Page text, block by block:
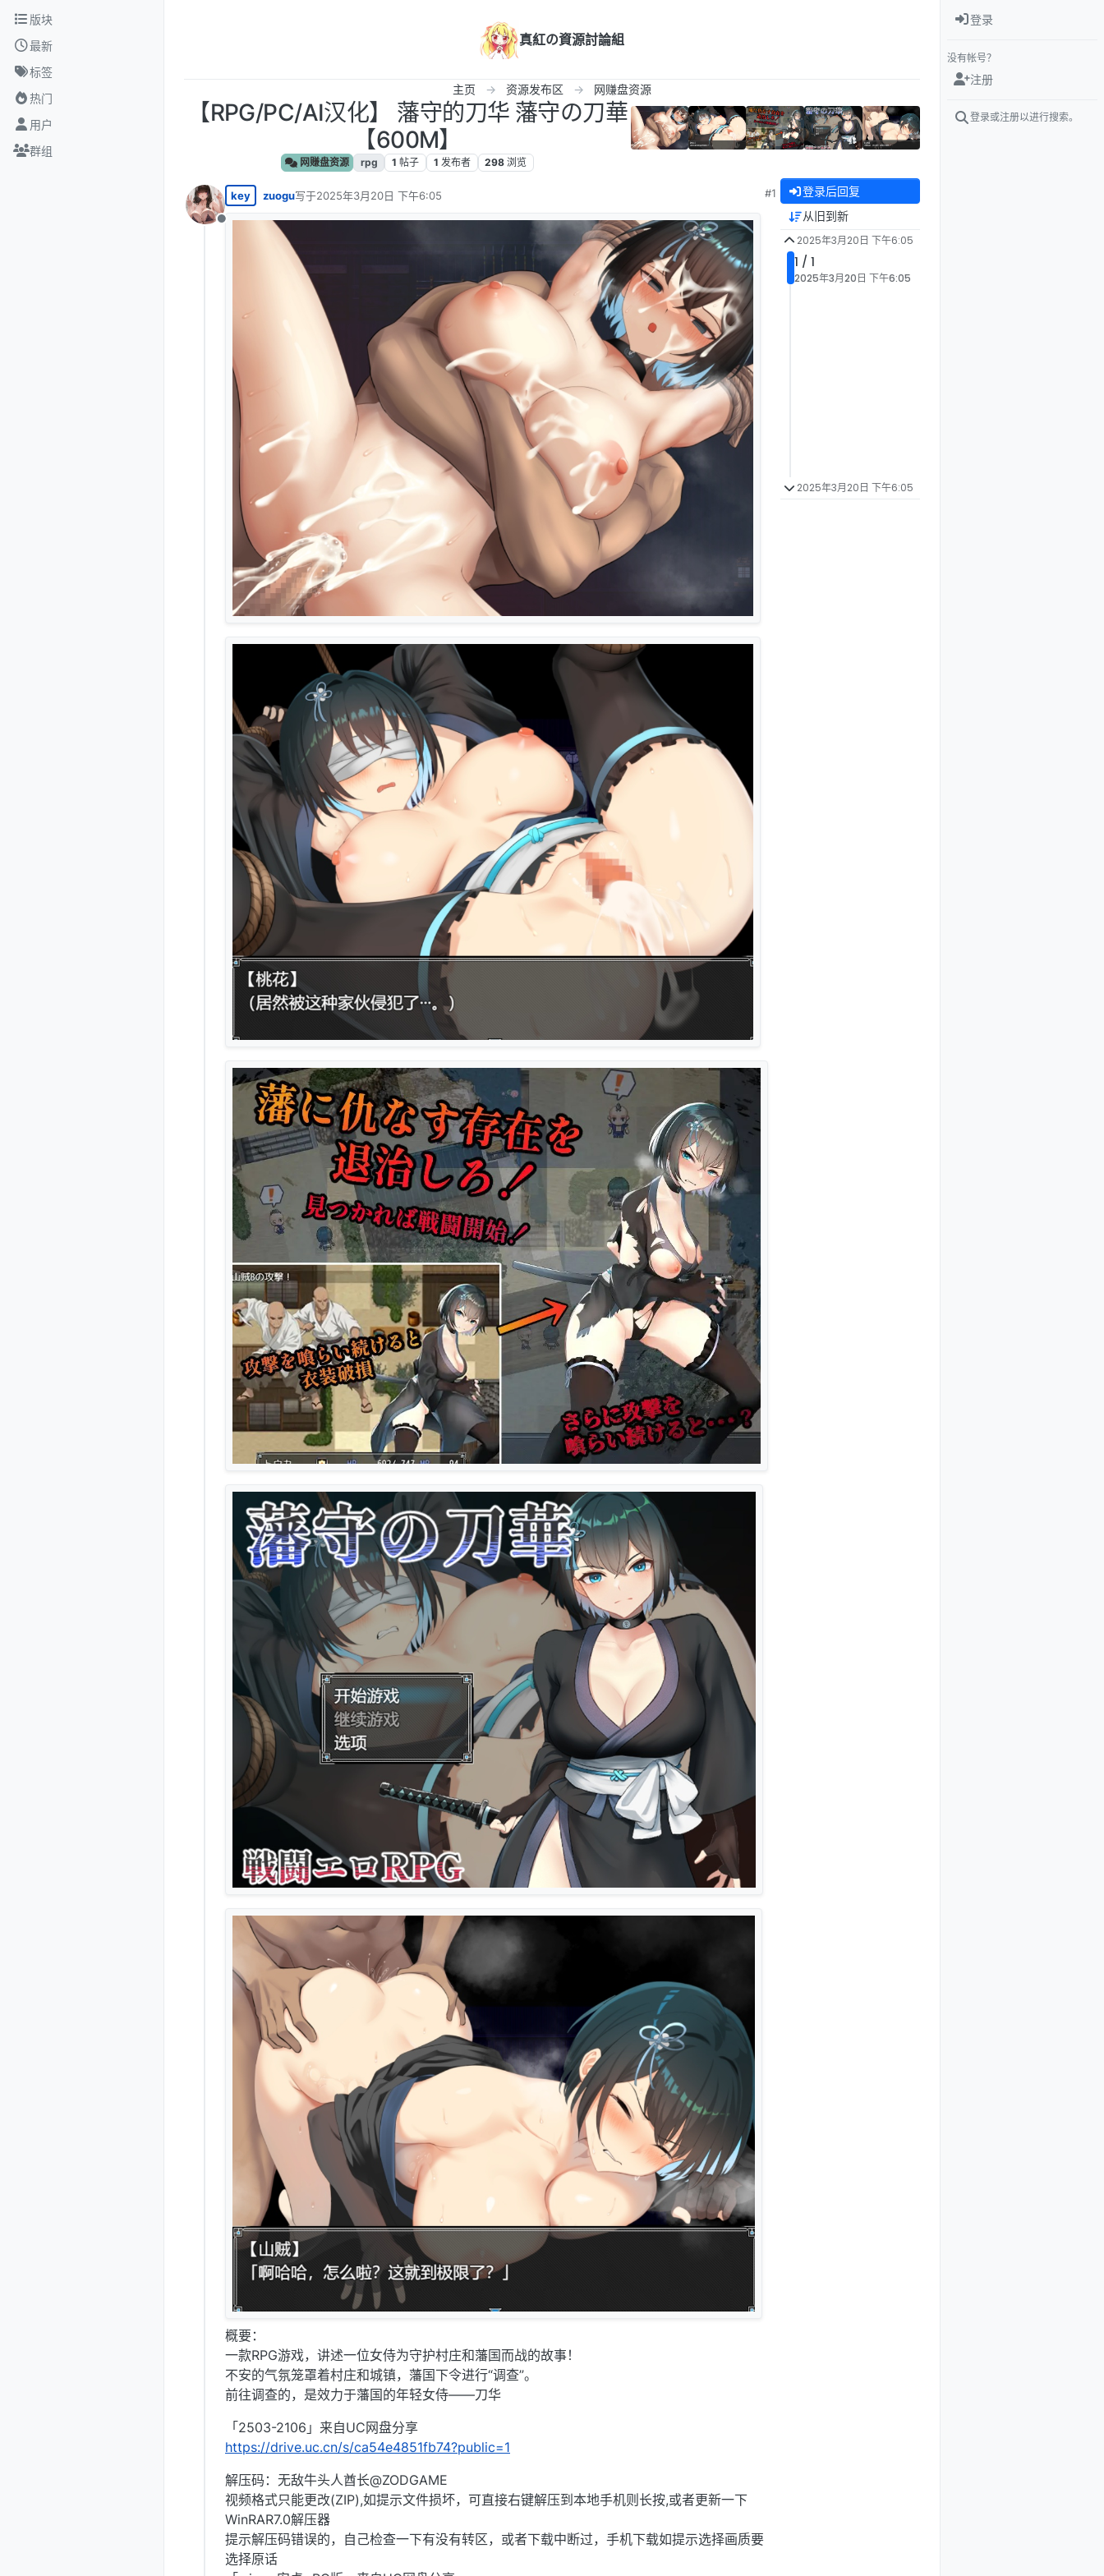
跳转至内容
版块
最新
标签
热门
用户
群组
真紅の資源討論組
主页 资源发布区 网赚盘资源
【RPG/PC/AI汉化】 藩守的刀华 藩守の刀華
【600M】
网赚盘资源 rpg 1 帖子 1 发布者 298 浏览
离线
key zuogu写于2025年3月20日 下午6:05
最后由 编辑
#1
概要：
一款RPG游戏，讲述一位女侍为守护村庄和藩国而战的故事！
不安的气氛笼罩着村庄和城镇，藩国下令进行“调查”。
前往调查的，是效力于藩国的年轻女侍——刀华
「2503-2106」来自UC网盘分享
https://drive.uc.cn/s/ca54e4851fb74?public=1
解压码：无敌牛头人酋长@ZODGAME
视频格式只能更改(ZIP),如提示文件损坏，可直接右键解压到本地手机则长按,或者更新一下
WinRAR7.0解压器
提示解压码错误的，自己检查一下有没有转区，或者下载中断过，手机下载如提示选择画质要
选择原话
登录后回复
从旧到新
2025年3月20日 下午6:05
1 / 1
2025年3月20日 下午6:05
2025年3月20日 下午6:05
登录
没有帐号？
注册
登录或注册以进行搜索。